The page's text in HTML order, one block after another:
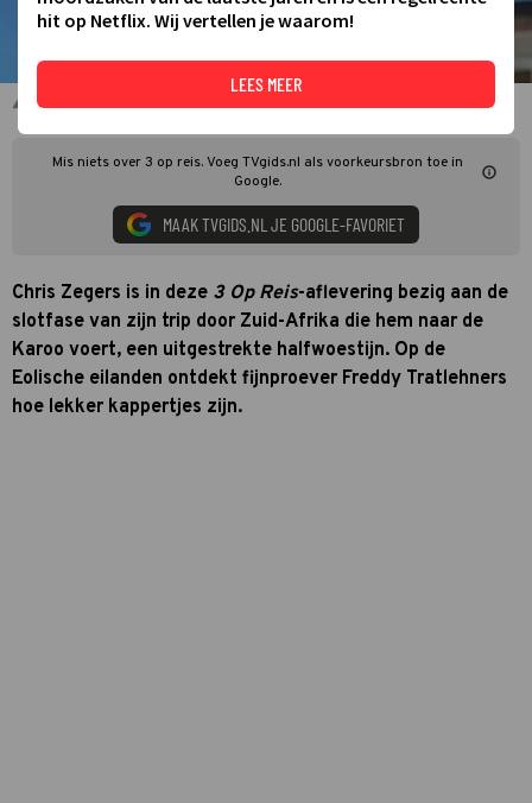
Freddy Tratlehners op het eiland Salina
Mis niets over 3 op reis. Voeg TVgids.nl als voorkeursbron toe in
Google.
MAAK TVGIDS.NL JE GOOGLE-FAVORIET
Chris Zegers is in deze 3 Op Reis-aflevering bezig aan de
slotfase van zijn trip door Zuid-Afrika die hem naar de
Karoo voert, een uitgestrekte halfwoestijn. Op de
Eolische eilanden ontdekt fijnproever Freddy Tratlehners
hoe lekker kappertjes zijn.
hit op Netflix. Wij vertellen je waarom!
LEES MEER